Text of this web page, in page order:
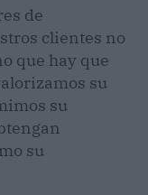
de
clientes no
que hay que
su
su
su